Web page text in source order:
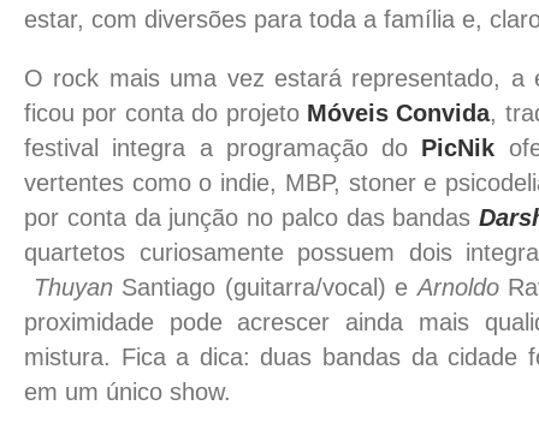
estar, com diversões para toda a família e,
O rock mais uma vez estará representado, a
ficou por conta do projeto Móveis Convida,
festival integra a programação do PicNik
vertentes como o indie, MBP, stoner e
por conta da junção no palco das bandas
quartetos curiosamente possuem dois
Thuyan Santiago (guitarra/vocal) e Arnoldo
proximidade pode acrescer ainda mais
mistura. Fica a dica: duas bandas da cidade
em um único show.